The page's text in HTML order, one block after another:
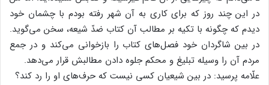
در این چند روز که برای کاری به آن شهر رفته بودم با چشمان خود
دیدم که چگونه با تکیه بر مطالب آن کتاب ضدّ شیعه، سخن می‌گوید.
در بین شاگردان خود فصل‌های کتاب را بازخوانی می‌کند و در جمع
مردم آن را وسیله تبلیغ و محکم جلوه دادن مطالبش قرار می‌دهد.
علّامه پرسید: در بین شیعیان کسی نیست که حرف‌های او را رد کند؟